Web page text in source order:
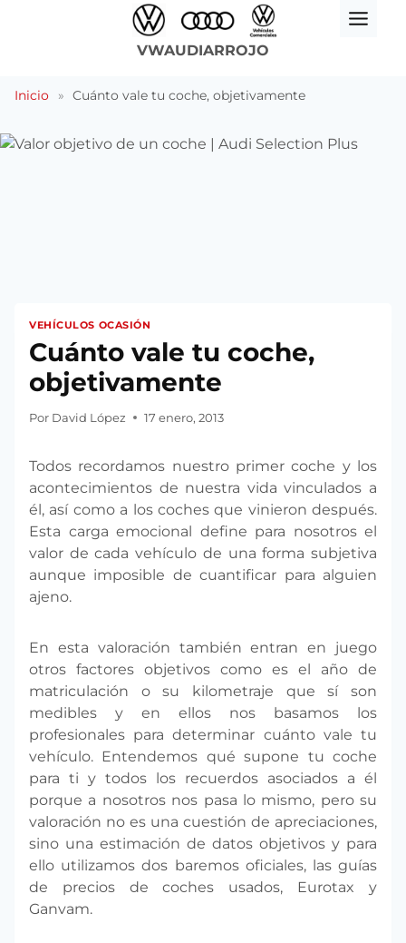
VWAUDIARROJO
Inicio » Cuánto vale tu coche, objetivamente
VEHÍCULOS OCASIÓN
Cuánto vale tu coche,
objetivamente
Por David López 17 enero, 2013
Todos recordamos nuestro primer coche y los
acontecimientos de nuestra vida vinculados a
él, así como a los coches que vinieron después.
Esta carga emocional define para nosotros el
valor de cada vehículo de una forma subjetiva
aunque imposible de cuantificar para alguien
ajeno.
En esta valoración también entran en juego
otros factores objetivos como es el año de
matriculación o su kilometraje que sí son
medibles y en ellos nos basamos los
profesionales para determinar cuánto vale tu
vehículo. Entendemos qué supone tu coche
para ti y todos los recuerdos asociados a él
porque a nosotros nos pasa lo mismo, pero su
valoración no es una cuestión de apreciaciones,
sino una estimación de datos objetivos y para
ello utilizamos dos baremos oficiales, las guías
de precios de coches usados, Eurotax y
Ganvam.